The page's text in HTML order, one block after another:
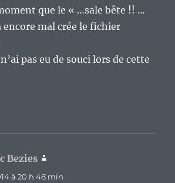
que le « …sale bête !! …
encore mal crée le fichier
pas eu de souci lors de cette
Bezies
à 20 h 48 min